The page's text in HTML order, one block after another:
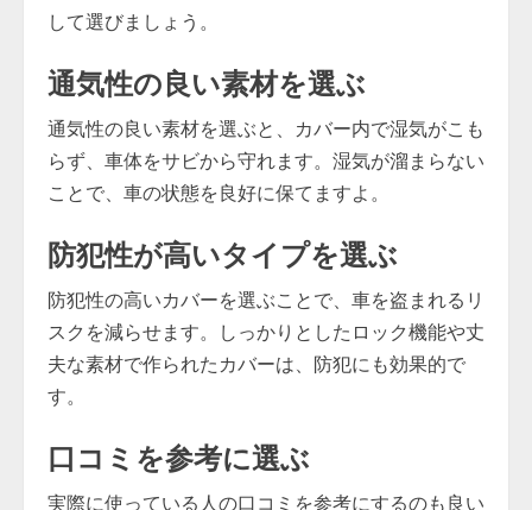
して選びましょう。
通気性の良い素材を選ぶ
通気性の良い素材を選ぶと、カバー内で湿気がこも
らず、車体をサビから守れます。湿気が溜まらない
ことで、車の状態を良好に保てますよ。
防犯性が高いタイプを選ぶ
防犯性の高いカバーを選ぶことで、車を盗まれるリ
スクを減らせます。しっかりとしたロック機能や丈
夫な素材で作られたカバーは、防犯にも効果的で
す。
口コミを参考に選ぶ
実際に使っている人の口コミを参考にするのも良い